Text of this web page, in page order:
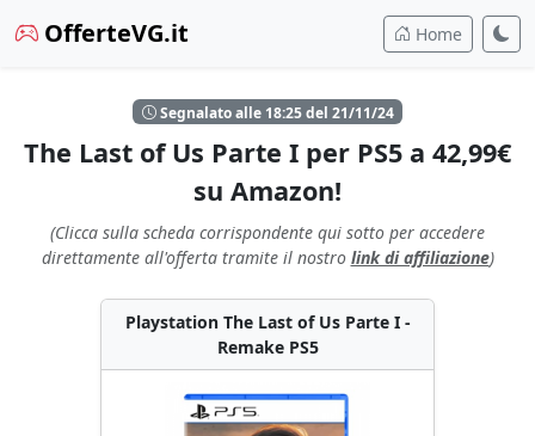
OfferteVG.it Home
Segnalato alle 18:25 del 21/11/24
The Last of Us Parte I per PS5 a 42,99€
su Amazon!
(Clicca sulla scheda corrispondente qui sotto per accedere
direttamente all'offerta tramite il nostro link di affiliazione)
Playstation The Last of Us Parte I -
Remake PS5